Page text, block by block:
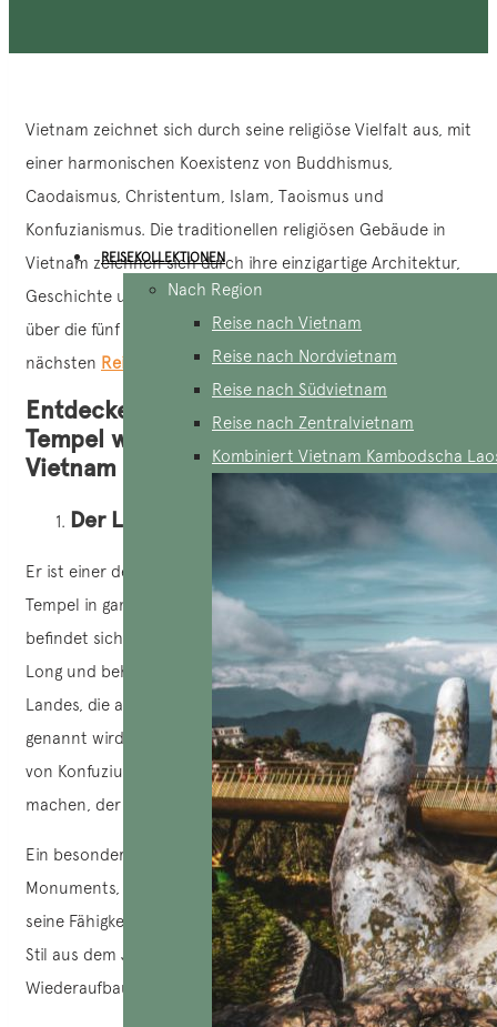
REISEKOLLEKTIONEN
Nach Region
Reise nach Vietnam
Reise nach Nordvietnam
Reise nach Südvietnam
Reise nach Zentralvietnam
Kombiniert Vietnam Kambodscha
Vietnam zeichnet sich durch seine religiöse Vielfalt aus, mit
einer harmonischen Koexistenz von Buddhismus,
Caodaismus, Christentum, Islam, Taoismus und
Konfuzianismus. Die traditionellen religiösen Gebäude in
Vietnam zeichnen sich durch ihre einzigartige Architektur,
Geschichte und Verzierungen aus. Hier ist ein Überblick
über die fünf bemerkenswertesten Tempel, die Sie auf Ihrer
nächsten Reise nach Vietnamentdecken sollten.
Entdecken Sie 5 bemerkenswerte
Tempel während einer Reise durch
Vietnam
Der Literaturtempel in Hanoi
Er ist einer der symbolträchtigsten und meistbesuchten
Tempel in ganz Vietnam. DerLiteraturtempel von Hanoi
befindet sich südlich der kaiserlichen Zitadelle von Thang
Long und beherbergte die einst erste Universität des
Landes, die auch Kaiserliche Akademie oder Quoc Tu Giam
genannt wird. Es wurde von König Ly Thanh Tong zu Ehren
von Konfuzius mit dem Ziel errichtet, es zu einem Ort zu
machen, der der Verehrung der Weisen gewidmet ist.
Ein besonders bemerkenswertes Merkmal dieses
Monuments, das es zu einem nationalen Symbol macht, ist
seine Fähigkeit, seinen ursprünglichen architektonischen
Stil aus dem Jahr 1070 trotz der zahlreichen
Wiederaufbauten im Laufe der Dynastien beizubehalten.